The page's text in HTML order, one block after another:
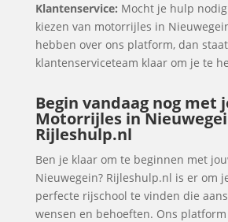
Klantenservice: Mocht je hulp
kiezen van motorrijles in
hebben over ons platform, dan
klantenserviceteam klaar om je te
Begin vandaag nog met
Motorrijles in
Rijleshulp.nl
Ben je klaar om te beginnen met
Nieuwegein? Rijleshulp.nl is er om
perfecte rijschool te vinden die
wensen en behoeften. Ons